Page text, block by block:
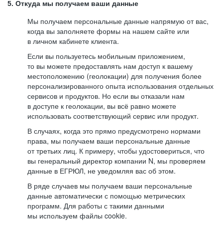
5. Откуда мы получаем ваши данные
Мы получаем персональные данные напрямую от вас,
когда вы заполняете формы на нашем сайте или
в личном кабинете клиента.
Если вы пользуетесь мобильным приложением,
то вы можете предоставлять нам доступ к вашему
местоположению (геолокации) для получения более
персонализированного опыта использования отдельных
сервисов и продуктов. Но если вы отказали нам
в доступе к геолокации, вы всё равно можете
использовать соответствующий сервис или продукт.
В случаях, когда это прямо предусмотрено нормами
права, мы получаем ваши персональные данные
от третьих лиц. К примеру, чтобы удостовериться, что
вы генеральный директор компании N, мы проверяем
данные в ЕГРЮЛ, не уведомляя вас об этом.
В ряде случаев мы получаем ваши персональные
данные автоматически с помощью метрических
программ. Для работы с такими данными
мы используем файлы cookie.